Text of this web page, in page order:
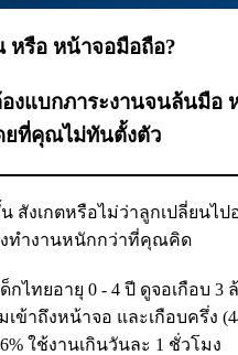
หรือ หน้าจอมือถือ?
แบกภาระงานจนล้นมือ
ยที่คุณไม่ทันตั้งตัว
สังเกตหรือไม่ว่าลูกเปลี่ยน
ทำงานหนักกว่าที่คุณคิด
ด็กไทยอายุ 0 - 4 ปี ดูจอเกือ
เข้าถึงหน้าจอ และเกือบครึ่ง
ใช้งานเกินวันละ 1 ชั่วโมง